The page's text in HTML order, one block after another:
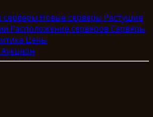
серверы Новые серверы Растущие
Расположение серверов Серверы
Цены
Аукцион